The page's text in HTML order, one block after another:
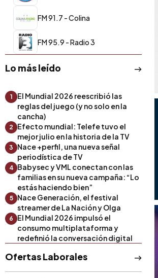
FM 91.7 - Colina
FM 95.9 - Radio 3
Lo más leído
1
El Mundial 2026 reescribió las
reglas del juego (y no solo en la
cancha)
2
Efecto mundial: Telefe tuvo el
mejor julio en la historia de la TV
3
Nace +perfil, una nueva señal
periodística de TV
4 Babysec y VML conectan con las
familias en su nueva campaña: “Lo
estás haciendo bien”
5
Nace Generación, el festival
streamer de La Nación y Olga
6
El Mundial 2026 impulsó el
consumo multiplataforma y
redefinió la conversación digital
Ofertas Laborales